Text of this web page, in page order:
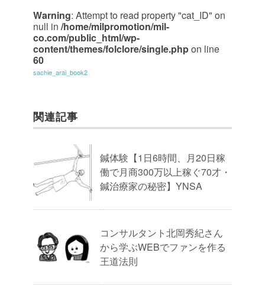
Warning: Attempt to read property "cat_ID" on
null in /home/milpromotion/mil-
co.com/public_html/wp-
content/themes/folclore/single.phpon line
60
sachie_arai_book2
関連記事
鍼体験【1日6時間、月20日稼
働で月商300万以上稼ぐ70才・
鍼治療家の秘密】YNSA
コンサルタント北岡秀紀さん
から学ぶWEBでファンを作る
王道法則